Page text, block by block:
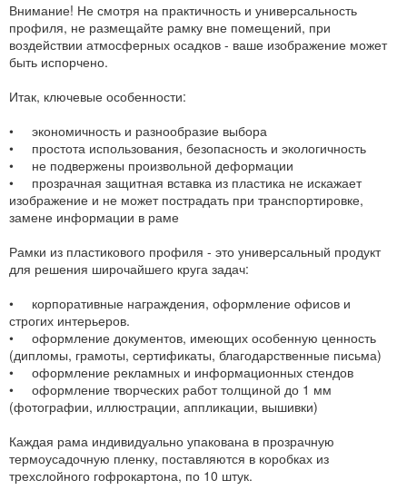
Внимание! Не смотря на практичность и универсальность
профиля, не размещайте рамку вне помещений, при
воздействии атмосферных осадков - ваше изображение может
быть испорчено.
Итак, ключевые особенности:
• экономичность и разнообразие выбора
• простота использования, безопасность и экологичность
• не подвержены произвольной деформации
• прозрачная защитная вставка из пластика не искажает
изображение и не может пострадать при транспортировке,
замене информации в раме
Рамки из пластикового профиля - это универсальный продукт
для решения широчайшего круга задач:
• корпоративные награждения, оформление офисов и
строгих интерьеров.
• оформление документов, имеющих особенную ценность
(дипломы, грамоты, сертификаты, благодарственные письма)
• оформление рекламных и информационных стендов
• оформление творческих работ толщиной до 1 мм
(фотографии, иллюстрации, аппликации, вышивки)
Каждая рама индивидуально упакована в прозрачную
термоусадочную пленку, поставляются в коробках из
трехслойного гофрокартона, по 10 штук.